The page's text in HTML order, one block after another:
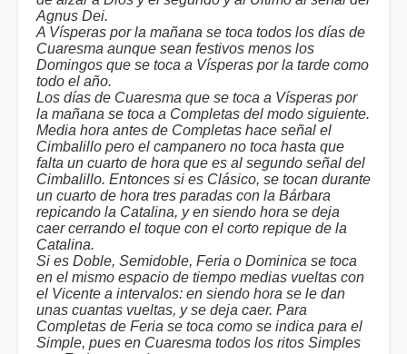
Agnus Dei.
A Vísperas por la mañana se toca todos los días de
Cuaresma aunque sean festivos menos los
Domingos que se toca a Vísperas por la tarde como
todo el año.
Los días de Cuaresma que se toca a Vísperas por
la mañana se toca a Completas del modo siguiente.
Media hora antes de Completas hace señal el
Cimbalillo pero el campanero no toca hasta que
falta un cuarto de hora que es al segundo señal del
Cimbalillo. Entonces si es Clásico, se tocan durante
un cuarto de hora tres paradas con la Bárbara
repicando la Catalina, y en siendo hora se deja
caer cerrando el toque con el corto repique de la
Catalina.
Si es Doble, Semidoble, Feria o Dominica se toca
en el mismo espacio de tiempo medias vueltas con
el Vicente a intervalos: en siendo hora se le dan
unas cuantas vueltas, y se deja caer. Para
Completas de Feria se toca como se indica para el
Simple, pues en Cuaresma todos los ritos Simples